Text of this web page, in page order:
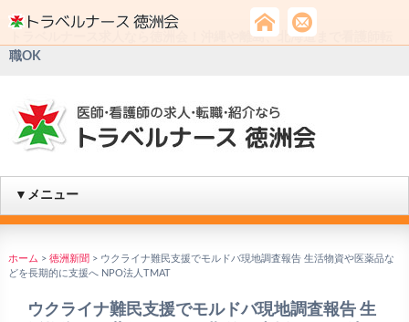
トラベルナース求人なら徳洲会！沖縄や離島、北海道まで看護師転
職OK
▼メニュー
ホーム > 徳洲新聞 > ウクライナ難民支援でモルドバ現地調査報告 生活物資や医薬品な
どを長期的に支援へ NPO法人TMAT
ウクライナ難民支援でモルドバ現地調査報告 生